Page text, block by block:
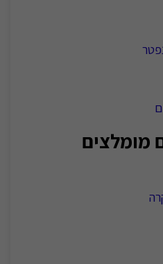
מומלצים